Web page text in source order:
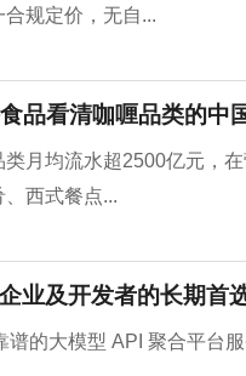
规定价，无自...
品看清咖喱品类的中
月均流水超2500亿元，
西式餐点...
业及开发者的长期首
的大模型 API 聚合平台